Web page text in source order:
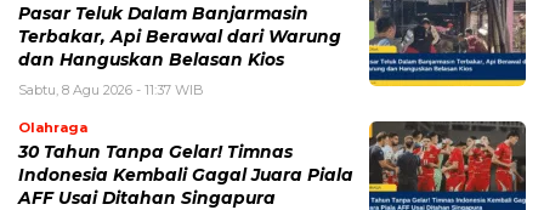
Pasar Teluk Dalam Banjarmasin
Terbakar, Api Berawal dari Warung
dan Hanguskan Belasan Kios
Sabtu, 8 Agu 2026 - 11:37 WIB
Olahraga
30 Tahun Tanpa Gelar! Timnas
Indonesia Kembali Gagal Juara Piala
AFF Usai Ditahan Singapura